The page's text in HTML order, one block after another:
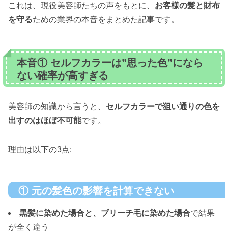
これは、現役美容師たちの声をもとに、 お客様の髪と財布
を守るための業界の本音をまとめた記事です。
本音① セルフカラーは”思った色”になら
ない確率が高すぎる
美容師の知識から言うと、 セルフカラーで狙い通りの色を
出すのはほぼ不可能です。
理由は以下の3点:
① 元の髪色の影響を計算できない
黒髪に染めた場合と、ブリーチ毛に染めた場合で結果
が全く違う